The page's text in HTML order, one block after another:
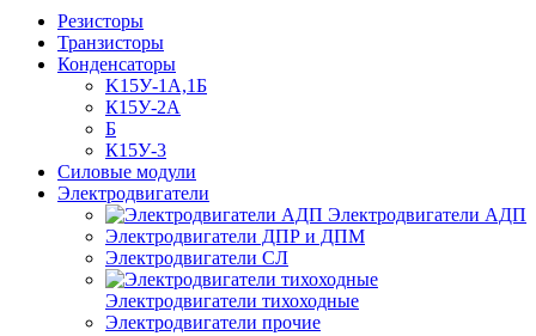
Резисторы
Транзисторы
Конденсаторы
K15У-1А,1Б
К15У-2А
Б
К15У-3
Силовые модули
Электродвигатели
Электродвигатели АДП
Электродвигатели ДПР и ДПМ
Электродвигатели СЛ
Электродвигатели тихоходные
Электродвигатели прочие